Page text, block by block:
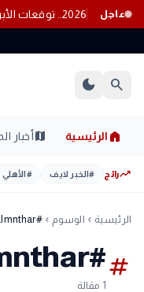
عاجل والصحي
search
dark_mode
home الرئيسية mapأخبار
trending_upرائج #الخبر لايف #الأهلي
الرئيسية chevron_left الوسوم chevron_left
#aol-grah-aoram-balmnthar
tag
#aol-grah-aoram-balmnthar
1 مقالة